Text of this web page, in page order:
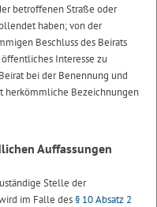
betroffenen Straße oder
haben; von der
Beschluss des Beirats
Interesse zu
bei der Benennung und
herkömmliche Bezeichnungen
Auffassungen
Stelle der
im Falle des§ 10 Absatz 2